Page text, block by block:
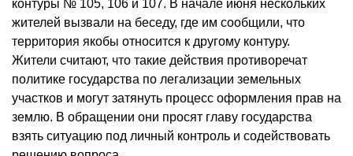
контуры № 105, 106 и 107. В начале июня нескольких
жителей вызвали на беседу, где им сообщили, что
территория якобы относится к другому контуру.
Жители считают, что такие действия противоречат
политике государства по легализации земельных
участков и могут затянуть процесс оформления прав на
землю. В обращении они просят главу государства
взять ситуацию под личный контроль и содействовать